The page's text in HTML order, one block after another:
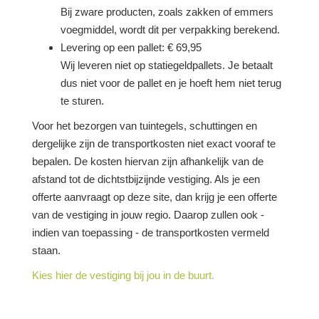
Bij zware producten, zoals zakken of emmers
voegmiddel, wordt dit per verpakking berekend.
Levering op een pallet: € 69,95
Wij leveren niet op statiegeldpallets. Je betaalt
dus niet voor de pallet en je hoeft hem niet terug
te sturen.
Voor het bezorgen van tuintegels, schuttingen en
dergelijke zijn de transportkosten niet exact vooraf te
bepalen. De kosten hiervan zijn afhankelijk van de
afstand tot de dichtstbijzijnde vestiging. Als je een
offerte aanvraagt op deze site, dan krijg je een offerte
van de vestiging in jouw regio. Daarop zullen ook -
indien van toepassing - de transportkosten vermeld
staan.
Kies hier de vestiging bij jou in de buurt.